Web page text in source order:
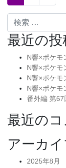
検索
最近の投
N響×ポケモ
N響×ポケモ
N響×ポケモ
N響×ポケモ
番外編 第67
最近のコ
アーカ
2025年8月